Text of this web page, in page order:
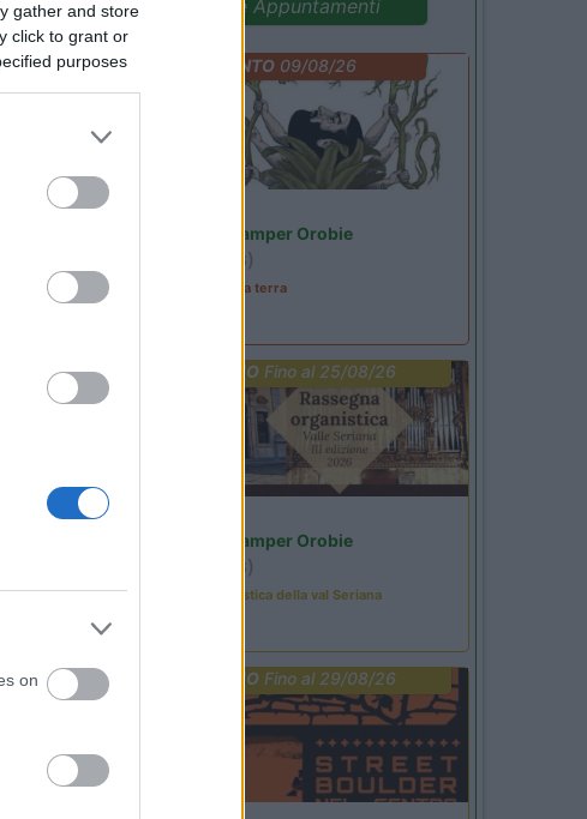
gather and store
click to grant or
purposes
on
Promo e Appuntamenti
EVENTO09/08/26
Area Sosta Camper Orobie
(BG)
A levar l'ombra da terra
PROMO Fino al 25/08/26
Area Sosta Camper Orobie
(BG)
Rassegna organistica della val Seriana
PROMO Fino al 29/08/26